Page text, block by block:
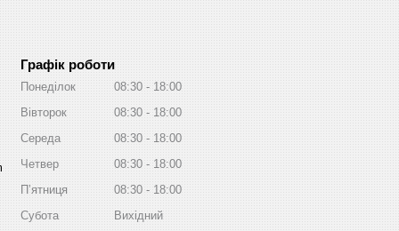
Графік роботи
Понеділок 08:30
18:00
Вівторок
08:30
18:00
Середа
08:30
18:00
Четвер
08:30
18:00
Пʼятниця
08:30
18:00
Субота
Вихідний